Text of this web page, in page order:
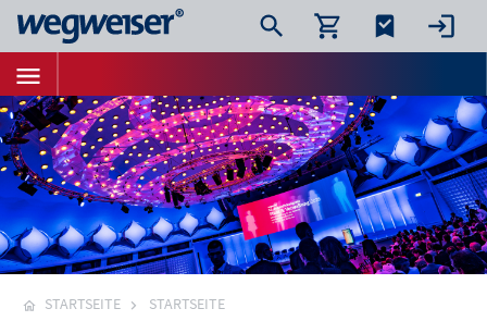
STARTSEITE STARTSEITE